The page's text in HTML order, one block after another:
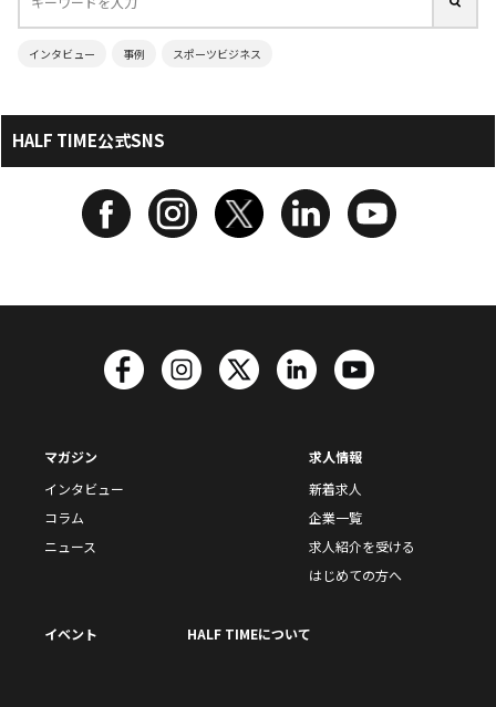
インタビュー 事例 スポーツビジネス
HALF TIME公式SNS
マガジン
インタビュー
コラム
ニュース
求人情報
新着求人
企業一覧
求人紹介を受ける
はじめての方へ
イベント HALF TIMEについて